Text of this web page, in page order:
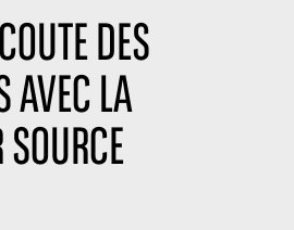
DES
AVEC LA
SOURCE